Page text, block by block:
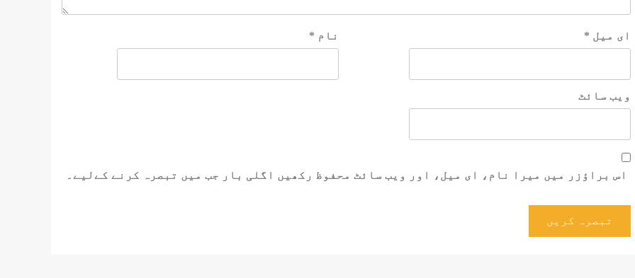
نام * ای میل *
ویب‌ سائٹ
اس براؤزر میں میرا نام، ای میل، اور ویب سائٹ محفوظ رکھیں اگلی بار جب میں تبصرہ کرنے کےلیے۔